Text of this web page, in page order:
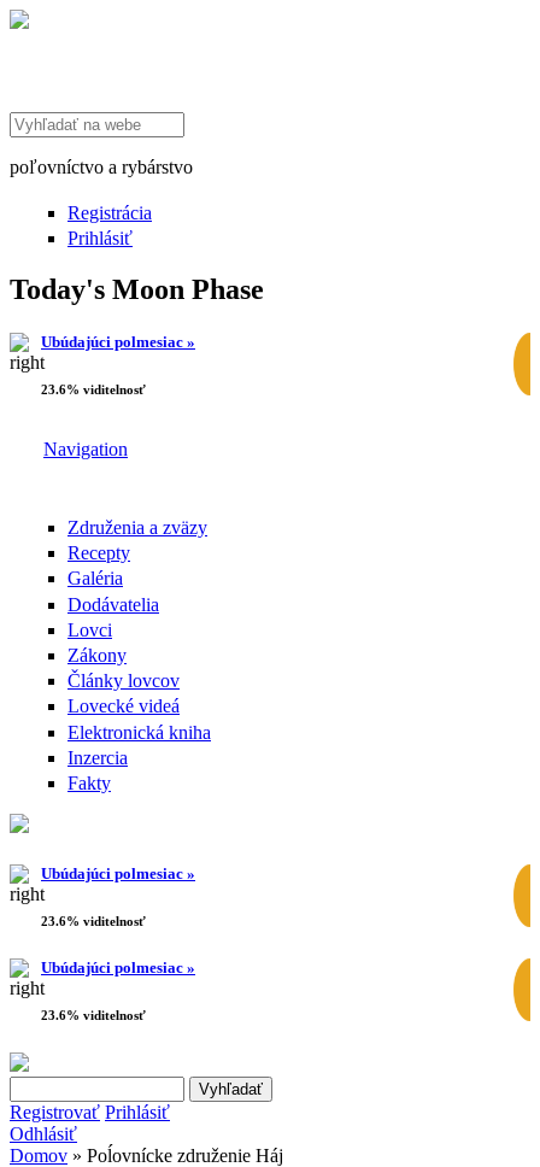
Search this site
poľovníctvo a rybárstvo
Registrácia
Prihlásiť
Today's Moon Phase
Ubúdajúci polmesiac »
23.6% viditelnosť
Navigation
Združenia a zväzy
Recepty
Galéria
Dodávatelia
Lovci
Zákony
Články lovcov
Lovecké videá
Elektronická kniha
Inzercia
Fakty
Ubúdajúci polmesiac »
23.6% viditelnosť
Ubúdajúci polmesiac »
23.6% viditelnosť
Vyhľadávanie
Registrovať Prihlásiť
Odhlásiť
Domov » Poĺovnícke združenie Háj